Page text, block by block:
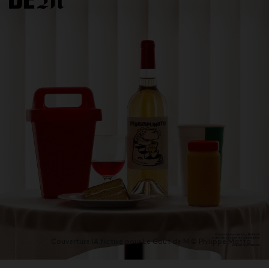
Couverture IA fictive pour Le Goût de M © Philippe Matta